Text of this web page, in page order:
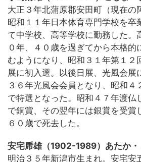
大正３年北蒲原郡安田町（現在の
昭和１１年日本体育専門学校を卒
て中学校、高等学校に勤務した。
０年、４０歳を過ぎてから本格的
むようになり、昭和３１年第１２
展に初入選。以後日展、光風会展
３６年光風会会員となり、昭和４
で特選となった。昭和４７年渡仏
で銅賞、その翌年には銀賞を受賞
６０歳で死去した。
安宅乕雄（1902-1989）あたか・
明治３５年新潟市生まれ。安宅安